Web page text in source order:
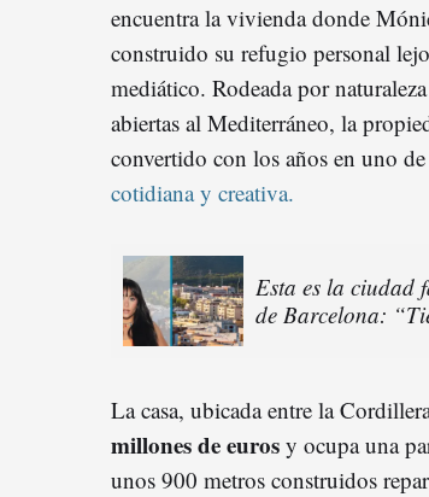
encuentra la vivienda donde
construido su refugio personal
mediático. Rodeada por
abiertas al Mediterráneo, la
convertido con los años en uno
cotidiana y creativa.
Esta es la ciudad
de Barcelona:
La casa, ubicada entre la
millones de euros y ocupa una
unos 900 metros construidos